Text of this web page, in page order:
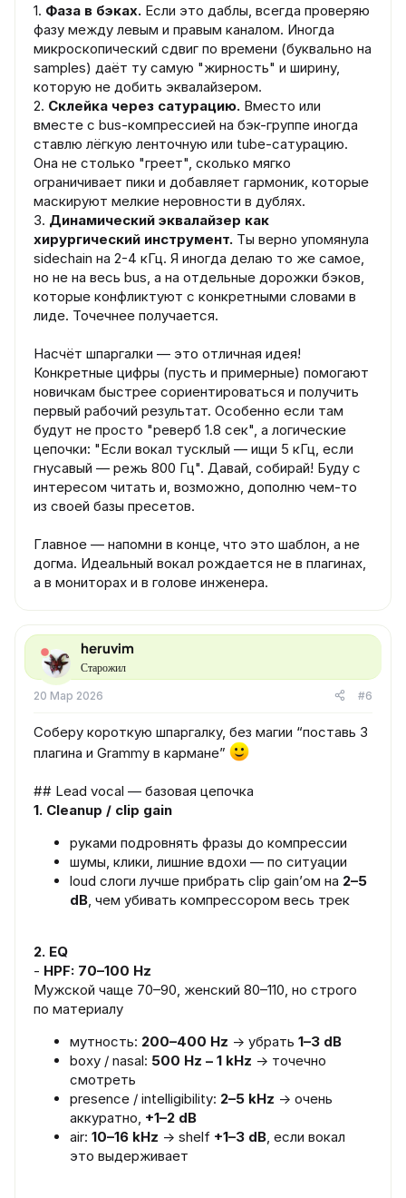
1. Фаза в бэках. Если это даблы, всегда проверяю
фазу между левым и правым каналом. Иногда
микроскопический сдвиг по времени (буквально на
samples) даёт ту самую "жирность" и ширину,
которую не добить эквалайзером.
2. Склейка через сатурацию. Вместо или
вместе с bus-компрессией на бэк-группе иногда
ставлю лёгкую ленточную или tube-сатурацию.
Она не столько "греет", сколько мягко
ограничивает пики и добавляет гармоник, которые
маскируют мелкие неровности в дублях.
3. Динамический эквалайзер как
хирургический инструмент. Ты верно упомянула
sidechain на 2-4 кГц. Я иногда делаю то же самое,
но не на весь bus, а на отдельные дорожки бэков,
которые конфликтуют с конкретными словами в
лиде. Точечнее получается.
Насчёт шпаргалки — это отличная идея!
Конкретные цифры (пусть и примерные) помогают
новичкам быстрее сориентироваться и получить
первый рабочий результат. Особенно если там
будут не просто "реверб 1.8 сек", а логические
цепочки: "Если вокал тусклый — ищи 5 кГц, если
гнусавый — режь 800 Гц". Давай, собирай! Буду с
интересом читать и, возможно, дополню чем-то
из своей базы пресетов.
Главное — напомни в конце, что это шаблон, а не
догма. Идеальный вокал рождается не в плагинах,
а в мониторах и в голове инженера.
heruvim
Старожил
20 Мар 2026 #6
Соберу короткую шпаргалку, без магии “поставь 3
плагина и Grammy в кармане”
## Lead vocal — базовая цепочка
1. Cleanup / clip gain
руками подровнять фразы до компрессии
шумы, клики, лишние вдохи — по ситуации
loud слоги лучше прибрать clip gain’ом на 2–5
dB, чем убивать компрессором весь трек
2. EQ
- HPF: 70–100 Hz
Мужской чаще 70–90, женский 80–110, но строго
по материалу
мутность: 200–400 Hz → убрать 1–3 dB
boxy / nasal: 500 Hz – 1 kHz → точечно
смотреть
presence / intelligibility: 2–5 kHz → очень
аккуратно, +1–2 dB
air: 10–16 kHz → shelf +1–3 dB, если вокал
это выдерживает